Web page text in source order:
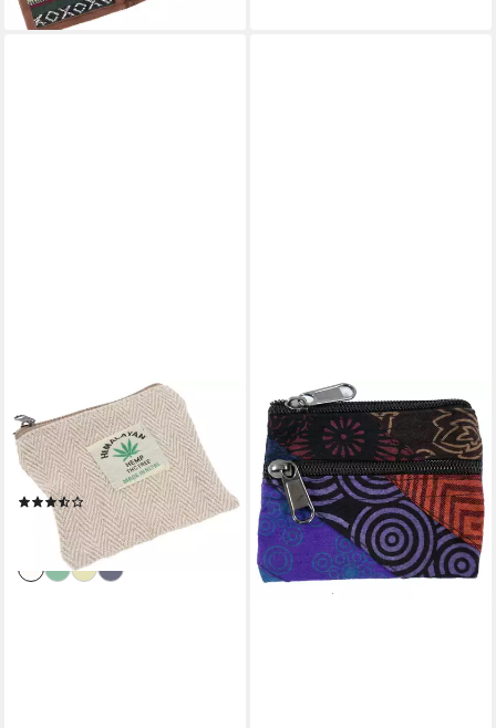
GURU-SHOP
Geldbörse Ethno
Portemonnaie, Geldbeutel aus
Stoff - beige
(2)
4,90 €
lieferbar - in 2-3 Werktagen bei dir